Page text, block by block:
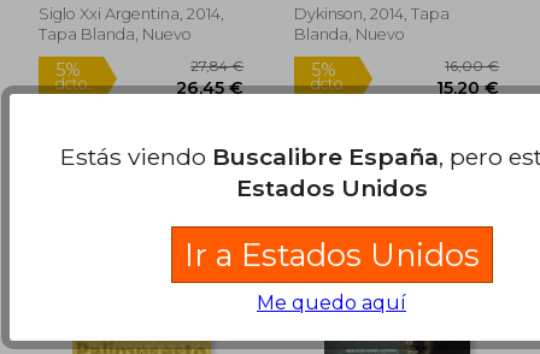
5%
dcto. 31,35 €
5%
dcto.
Siglo Xxi Argentina, 2014,
Tapa Blanda, Nuevo
Dykinson, 2014, Tapa
Blanda, Nuevo
Estás viendo Buscalibre España, pero
Estados Unidos
Ir a Estados Unidos
Me quedo aquí